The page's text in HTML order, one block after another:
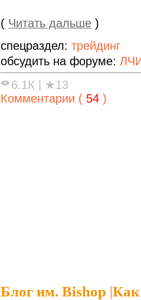
( Читать дальше )
спецраздел: трейдинг
обсудить на форуме:
6.1К | ★13
Комментарии ( 54 )
Блог им. Bishop |Как